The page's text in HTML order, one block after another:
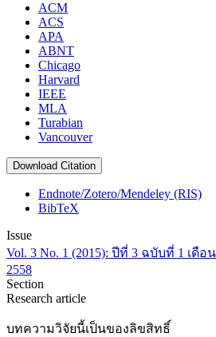
ACM
ACS
APA
ABNT
Chicago
Harvard
IEEE
MLA
Turabian
Vancouver
Download Citation
Endnote/Zotero/Mendeley (RIS)
BibTeX
Issue
Vol. 3 No. 1 (2015): ปีที่ 3 ฉบับที่ 1 เดื
2558
Section
Research article
บทความวิจัยนี้เป็นของลิขสิทธิ์